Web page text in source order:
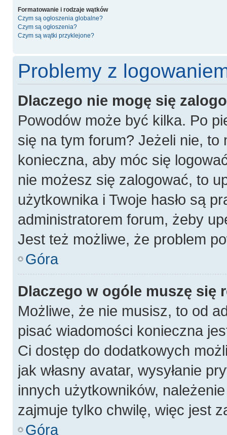
Formatowanie i rodzaje wątków
Czym są ogłoszenia globalne?
Czym są ogłoszenia?
Czym są wątki przyklejone?
Problemy z
Dlaczego nie mogę się
Powodów może być kilka. Po
się na tym forum? Jeżeli nie,
konieczna, aby móc się
nie możesz się zalogować, to
użytkownika i Twoje hasło są
administratorem forum, żeby
Jest też możliwe, że problem
Góra
Dlaczego w ogóle muszę się
Możliwe, że nie musisz, to od
pisać wiadomości konieczna
Ci dostęp do dodatkowych
jak własny avatar, wysyłanie
innych użytkowników,
zajmuje tylko chwilę, więc jest
Góra